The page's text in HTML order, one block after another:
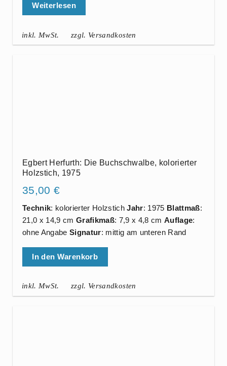
Weiterlesen
inkl. MwSt. zzgl. Versandkosten
Egbert Herfurth: Die Buchschwalbe, kolorierter
Holzstich, 1975
35,00 €
Technik: kolorierter HolzstichJahr: 1975 Blattmaß:
21,0 x 14,9 cm Grafikmaß: 7,9 x 4,8 cmAuflage:
ohne Angabe Signatur: mittig am unteren Rand
In den Warenkorb
inkl. MwSt. zzgl. Versandkosten